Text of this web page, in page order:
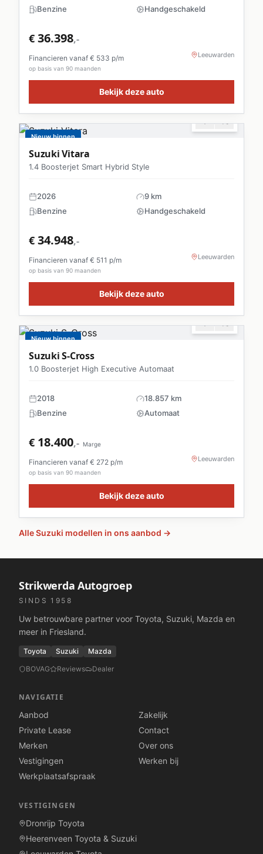
Benzine
Handgeschakeld
€ 36.398,-
Financieren vanaf € 533 p/m
op basis van 90 maanden
Leeuwarden
Bekijk deze auto
Nieuw binnen
SuzukiVitara
1.4 Boosterjet Smart Hybrid Style
2026
9 km
Benzine
Handgeschakeld
€ 34.948,-
Financieren vanaf € 511 p/m
op basis van 90 maanden
Leeuwarden
Bekijk deze auto
Nieuw binnen
SuzukiS-Cross
1.0 Boosterjet High Executive Automaat
2018
18.857 km
Benzine
Automaat
€ 18.400,- Marge
Financieren vanaf € 272 p/m
op basis van 90 maanden
Leeuwarden
Bekijk deze auto
AlleSuzuki modellen in ons aanbod →
Strikwerda Autogroep
SINDS 1958
Uw betrouwbare partner voor Toyota, Suzuki, Mazda en
meer in Friesland.
Toyota Suzuki
Mazda
BOVAG
Reviews Dealer
NAVIGATIE
Aanbod
Private Lease
Merken
Vestigingen
Werkplaatsafspraak
Zakelijk
Contact
Over ons
Werken bij
VESTIGINGEN
Dronrijp Toyota
Heerenveen Toyota & Suzuki